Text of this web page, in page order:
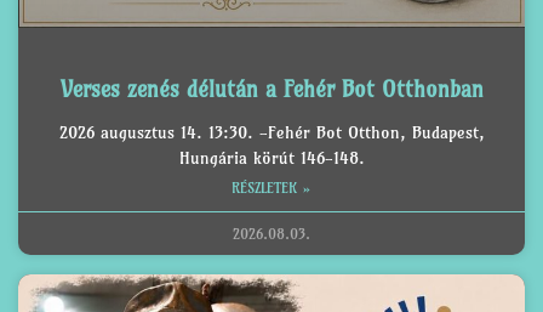
Verses zenés délután a Fehér Bot Otthonban
2026 augusztus 14. 13:30. -Fehér Bot Otthon, Budapest,
Hungária körút 146-148.
RÉSZLETEK »
2026.08.03.